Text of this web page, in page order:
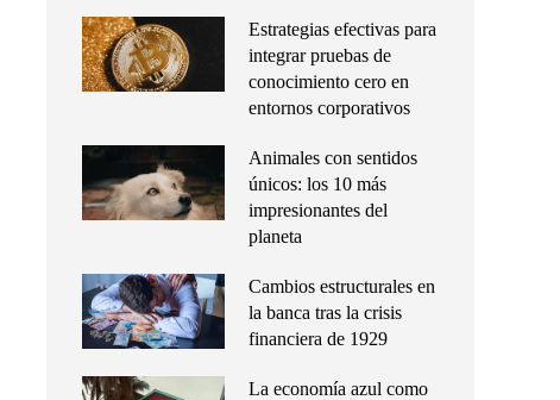
Estrategias efectivas para
integrar pruebas de
conocimiento cero en
entornos corporativos
Animales con sentidos
únicos: los 10 más
impresionantes del
planeta
Cambios estructurales en
la banca tras la crisis
financiera de 1929
La economía azul como